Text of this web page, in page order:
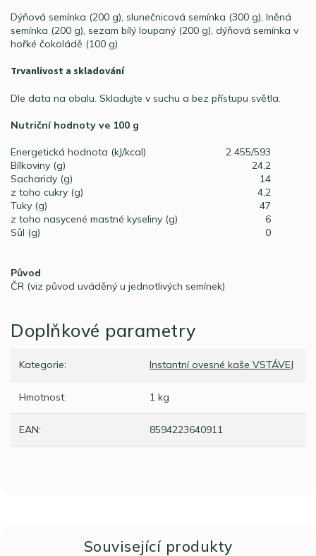
Související produkty
Dýňová semínka (200 g), slunečnicová semínka (300 g), lněná
semínka (200 g), sezam bílý loupaný (200 g), dýňová semínka v
hořké čokoládě (100 g)
Trvanlivost a skladování
Dle data na obalu. Skladujte v suchu a bez přístupu světla.
Nutriční hodnoty ve 100 g
Energetická hodnota (kJ/kcal)
2 455/593
Bílkoviny (g)
24,2
Sacharidy (g)
14
z toho cukry (g)
4,2
Tuky (g)
47
z toho nasycené mastné kyseliny (g)
6
Sůl (g)
0
Původ
ČR (viz původ uváděný u jednotlivých semínek)
Doplňkové parametry
Kategorie: Instantní ovesné kaše VSTÁVEJ
Hmotnost: 1 kg
EAN: 8594223640911